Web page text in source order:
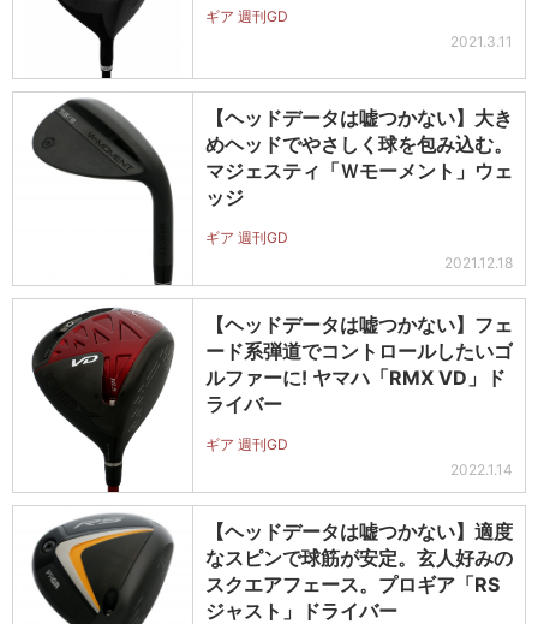
ギア 週刊GD
2021.3.11
【ヘッドデータは嘘つかない】大き
めヘッドでやさしく球を包み込む。
マジェスティ「Ｗモーメント」ウェ
ッジ
ギア 週刊GD
2021.12.18
【ヘッドデータは嘘つかない】フェ
ード系弾道でコントロールしたいゴ
ルファーに! ヤマハ「RMX VD」ド
ライバー
ギア 週刊GD
2022.1.14
【ヘッドデータは嘘つかない】適度
なスピンで球筋が安定。玄人好みの
スクエアフェース。プロギア「RS
ジャスト」ドライバー